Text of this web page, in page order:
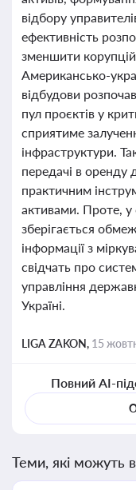
відбору
ефективність
зменшити
Американсько-
відбудови
пул проєктів у
сприятиме
інфраструктури.
передачі в
практичним
активами. Проте, у
зберігається
інформації з
свідчать про
управління
Україні.
LIGA ZAKON, 15
Повний AI-
Теми, які можуть